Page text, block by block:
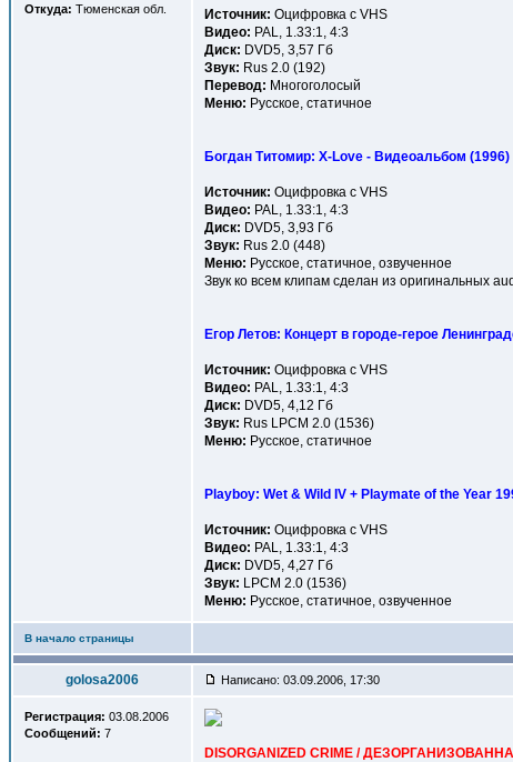
Откуда: Тюменская обл. Источник: Оцифровка с VHS
Видео: PAL, 1.33:1, 4:3
Диск: DVD5, 3,57 Гб
Звук: Rus 2.0 (192)
Перевод: Многоголосый
Меню: Русское, статичное
Богдан Титомир: X-Love - Видеоальбом (1996)
Источник: Оцифровка с VHS
Видео: PAL, 1.33:1, 4:3
Диск: DVD5, 3,93 Гб
Звук: Rus 2.0 (448)
Меню: Русское, статичное, озвученное
Звук ко всем клипам сделан из оригинальных
Егор Летов: Концерт в городе-герое
Источник: Оцифровка с VHS
Видео: PAL, 1.33:1, 4:3
Диск: DVD5, 4,12 Гб
Звук: Rus LPCM 2.0 (1536)
Меню: Русское, статичное
Playboy: Wet & Wild IV + Playmate of the Year
Источник: Оцифровка с VHS
Видео: PAL, 1.33:1, 4:3
Диск: DVD5, 4,27 Гб
Звук: LPCM 2.0 (1536)
Меню: Русское, статичное, озвученное
В начало страницы
golosa2006 Написано: 03.09.2006, 17:30
Регистрация: 03.08.2006
Сообщений: 7
DISORGANIZED CRIME /